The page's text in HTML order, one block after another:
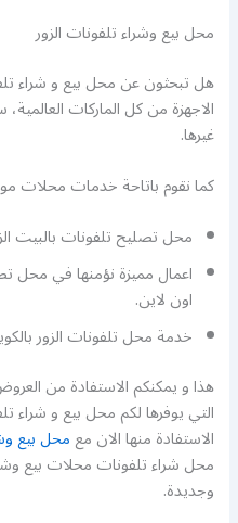
محل بيع وشراء تلفونات الزور
هل تبحثون عن محل بيع و شراء
الاجهزة من كل الماركات
غيرها.
كما نقوم باتاحة خدمات محلات
محل تصليح تلفونات بالبيت
اعمال مميزة نؤمنها في محل
اون لاين.
خدمة محل تلفونات الزور
هذا و يمكنكم الاستفادة من
التي يوفرها لكم محل بيع و شراء
الاستفادة منها الان معمحل بيع
محل شراء تلفونات محلات بيع
وجديدة.